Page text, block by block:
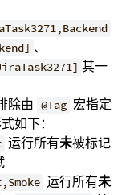
、
其一
除由 @Tag 宏指定
如下：
运行所有未被标记
运行所有未